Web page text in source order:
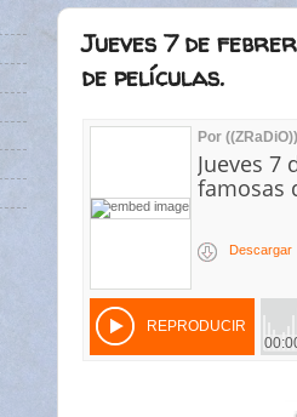
Jueves 7 de
de películas.